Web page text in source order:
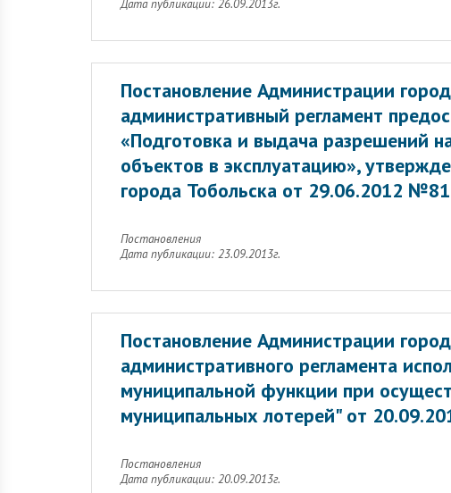
Дата публикации: 26.09.2013г.
Постановление Администрации
административный регламент
«Подготовка и выдача разрешений
объектов в эксплуатацию»,
города Тобольска от 29.06.2012
Постановления
Дата публикации: 23.09.2013г.
Постановление Администрации
административного регламента
муниципальной функции при
муниципальных лотерей" от
Постановления
Дата публикации: 20.09.2013г.